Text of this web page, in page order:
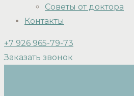
Советы от доктора
Контакты
+7 926 965-79-73
Заказать звонок